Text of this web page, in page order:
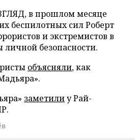
в прошлом месяце
беспилотных сил Роберт
и экстремистов в
личной безопасности.
объясняли, как
заметилиу Рай-